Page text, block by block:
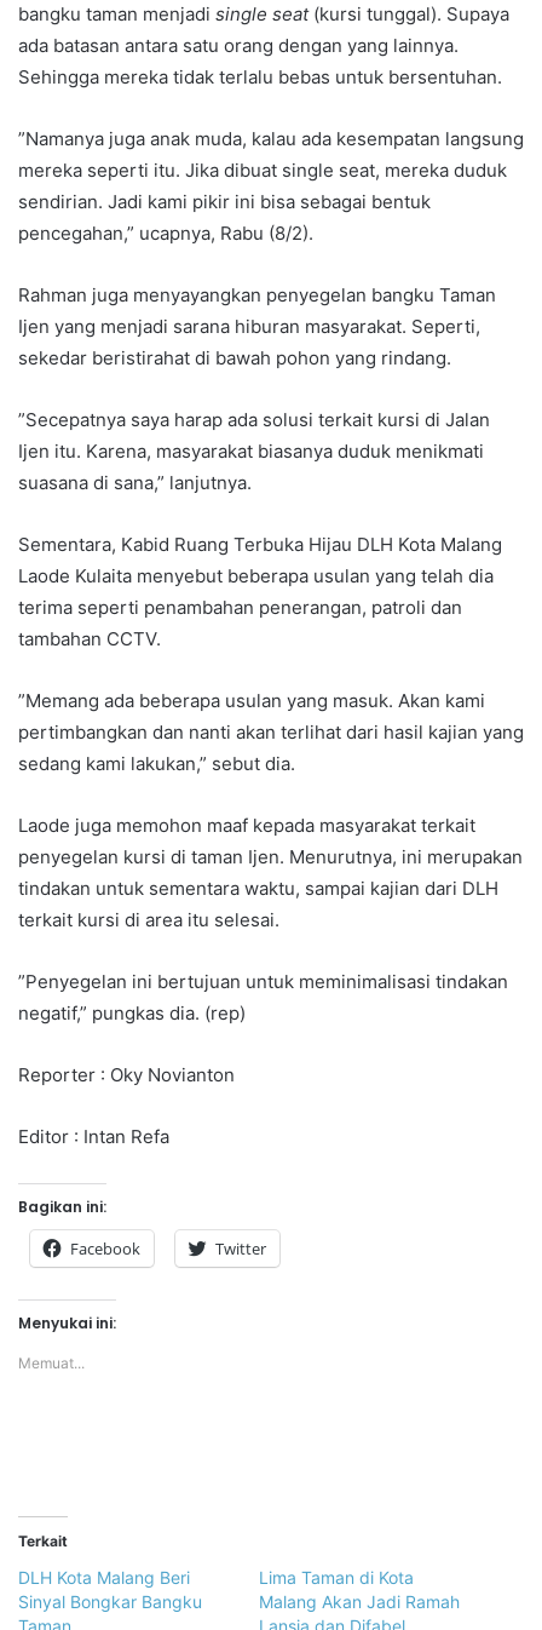
bangku taman menjadi single seat (kursi tunggal). Supaya
ada batasan antara satu orang dengan yang lainnya.
Sehingga mereka tidak terlalu bebas untuk bersentuhan.
”Namanya juga anak muda, kalau ada kesempatan langsung
mereka seperti itu. Jika dibuat single seat, mereka duduk
sendirian. Jadi kami pikir ini bisa sebagai bentuk
pencegahan,” ucapnya, Rabu (8/2).
Rahman juga menyayangkan penyegelan bangku Taman
Ijen yang menjadi sarana hiburan masyarakat. Seperti,
sekedar beristirahat di bawah pohon yang rindang.
”Secepatnya saya harap ada solusi terkait kursi di Jalan
Ijen itu. Karena, masyarakat biasanya duduk menikmati
suasana di sana,” lanjutnya.
Sementara, Kabid Ruang Terbuka Hijau DLH Kota Malang
Laode Kulaita menyebut beberapa usulan yang telah dia
terima seperti penambahan penerangan, patroli dan
tambahan CCTV.
”Memang ada beberapa usulan yang masuk. Akan kami
pertimbangkan dan nanti akan terlihat dari hasil kajian yang
sedang kami lakukan,” sebut dia.
Laode juga memohon maaf kepada masyarakat terkait
penyegelan kursi di taman Ijen. Menurutnya, ini merupakan
tindakan untuk sementara waktu, sampai kajian dari DLH
terkait kursi di area itu selesai.
”Penyegelan ini bertujuan untuk meminimalisasi tindakan
negatif,” pungkas dia. (rep)
Reporter : Oky Novianton
Editor : Intan Refa
Bagikan ini:
Facebook Twitter
Menyukai ini:
Memuat...
Terkait
DLH Kota Malang Beri
Sinyal Bongkar Bangku
Taman
Lima Taman di Kota
Malang Akan Jadi Ramah
Lansia dan Difabel